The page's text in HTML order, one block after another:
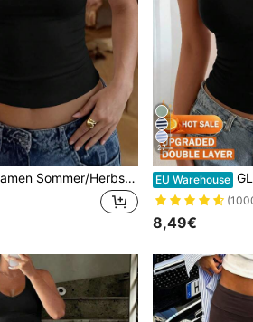
GLAMSKIN Damen Sommer/Herbst Basic gestreiftes quadratisches Ausschnitt Kurzarm figurbetontes kurzes T-Shirt, lässiges sexy Slim Fit Top, geeignet für Schulanfang, Ausflüge, Strandurlaub
27
EU Warehouse GLAMSKIN Damen
8,49€